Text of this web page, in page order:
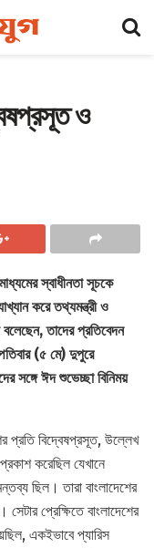
ও
স্বাধীনতা সূচকে
করে তথ্যমন্ত্রী ও
তাদের প্রতিবেদন
(৫ মে) দুপুরে
সঙ্গে ঈদ শুভেচ্ছা বিনিময়
প্রতি বিদ্বেষপ্রসূত, উল্লেখ
করেছিল যেখানে
ছিল। তারা বাংলাদেশের
প্রেক্ষিতে বাংলাদেশের
একইভাবে প্যারিস